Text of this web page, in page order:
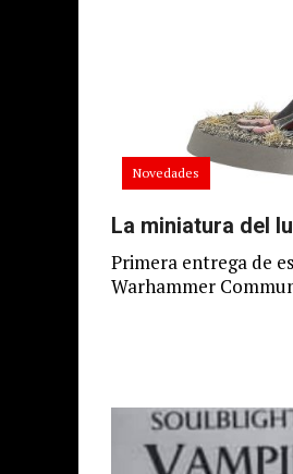
Novedades
La miniatura del
Primera entrega de
Warhammer